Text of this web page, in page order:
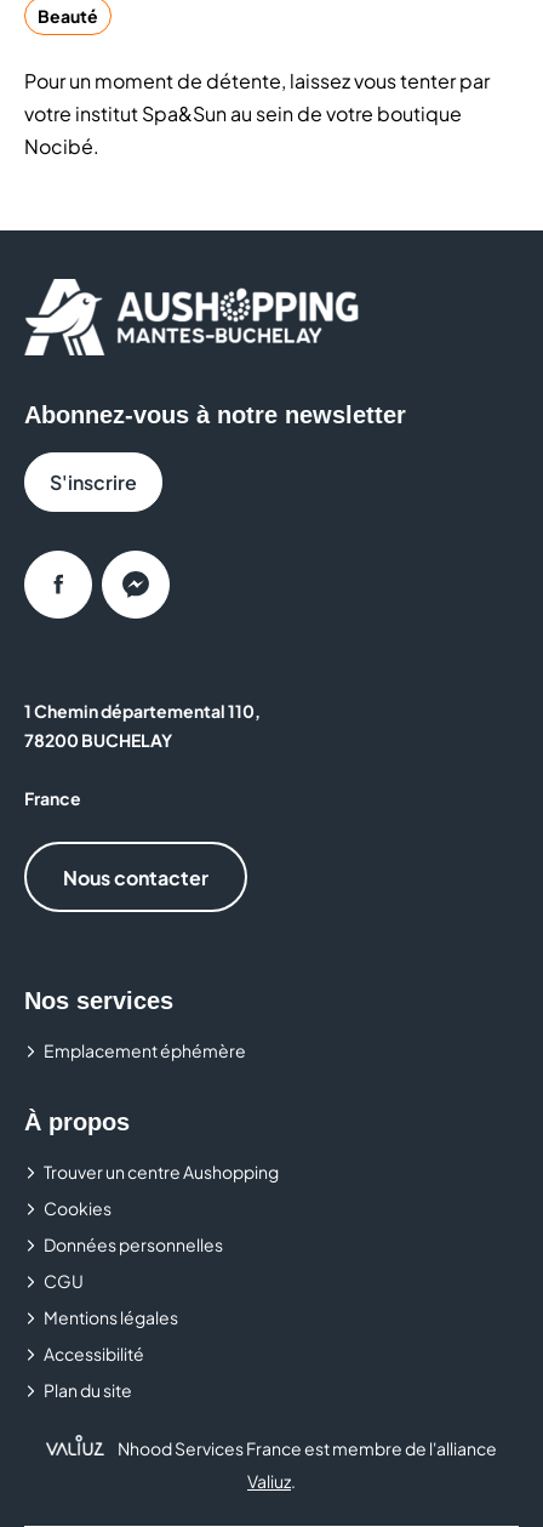
Beauté
Pour un moment de détente, laissez vous tenter par
votre institut Spa&Sun au sein de votre boutique
Nocibé.
1 Chemin départemental 110,
78200 BUCHELAY
France
Nous contacter
Nos services
Emplacement éphémère
À propos
Trouver un centre Aushopping
Cookies
Données personnelles
CGU
Mentions légales
Accessibilité
Plan du site
Abonnez-vous à notre newsletter
S'inscrire
FacebookMessenger
Nhood Services France est membre de l'alliance
Valiuz.